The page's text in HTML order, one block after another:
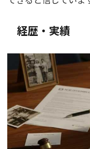
経歴・実績